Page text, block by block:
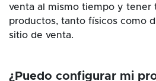
venta al mismo tiempo y tener
productos, tanto físicos como
sitio de venta.
¿Puedo configurar mi